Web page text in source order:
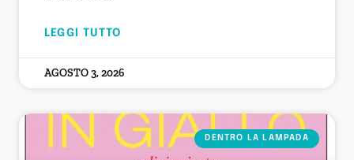
LEGGI TUTTO
AGOSTO 3, 2026
DENTRO LA LAMPADA